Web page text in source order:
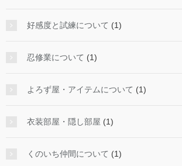
好感度と試練について (1)
忍修業について (1)
よろず屋・アイテムについて (1)
衣装部屋・隠し部屋 (1)
くのいち仲間について (1)